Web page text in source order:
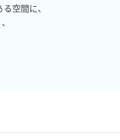
空間に、